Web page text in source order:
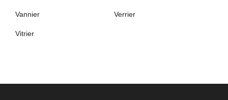
Vannier Verrier
Vitrier